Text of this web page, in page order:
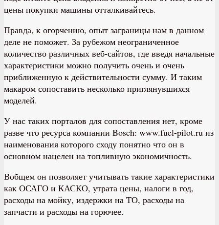
цены покупки машины отталкивайтесь.
Правда, к огорчению, опыт заграницы нам в данном
деле не поможет. За рубежом неограниченное
количество различных веб-сайтов, где введя начальные
характеристики можно получить очень и очень
приближенную к действительности сумму. И таким
макаром сопоставить несколько приглянувшихся
моделей.
У нас таких порталов для сопоставления нет, кроме
разве что ресурса компании Bosch: www.fuel-pilot.ru из
наименования которого сходу понятно что он в
основном нацелен на топливную экономичность.
Вобщем он позволяет учитывать такие характеристики
как ОСАГО и КАСКО, утрата цены, налоги в год,
расходы на мойку, издержки на ТО, расходы на
запчасти и расходы на горючее.